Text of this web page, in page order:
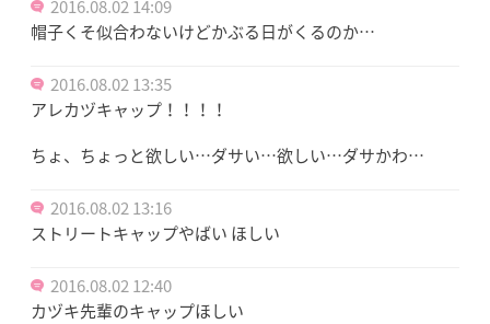
2016.08.02 14:09
帽子くそ似合わないけどかぶる日がくるのか…
2016.08.02 13:35
アレカヅキャップ！！！！
ちょ、ちょっと欲しい…ダサい…欲しい…ダサかわ…
2016.08.02 13:16
ストリートキャップやばい ほしい
2016.08.02 12:40
カヅキ先輩のキャップほしい